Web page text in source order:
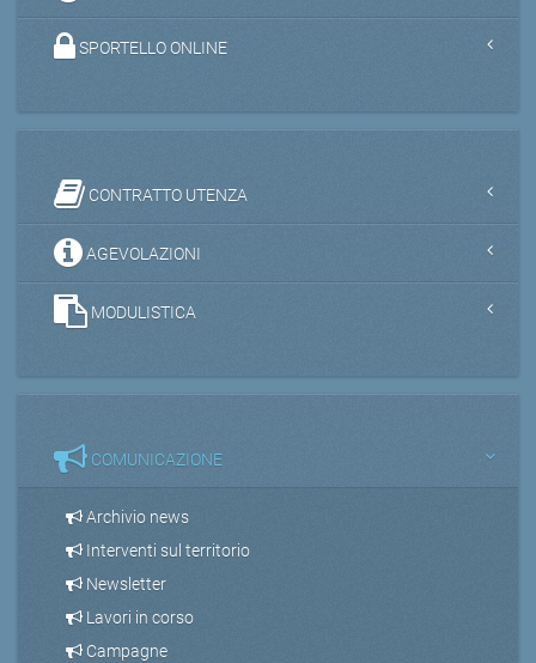
SPORTELLO ONLINE
CONTRATTO UTENZA
AGEVOLAZIONI
MODULISTICA
COMUNICAZIONE
Archivio news
Interventi sul territorio
Newsletter
Lavori in corso
Campagne